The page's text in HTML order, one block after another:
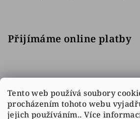
Tento web používá soubory
procházením tohoto webu
jejich používáním.. Více
Přijímáme online platby